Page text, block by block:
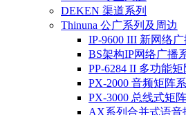
DEKEN 渠道系列
Thinuna 公广系列及周边
IP-9600 III 新网络
BS架构IP网络广播
PP-6284 II 多功能
PX-2000 音频矩阵
PX-3000 总线式矩
AX系列合并式语音